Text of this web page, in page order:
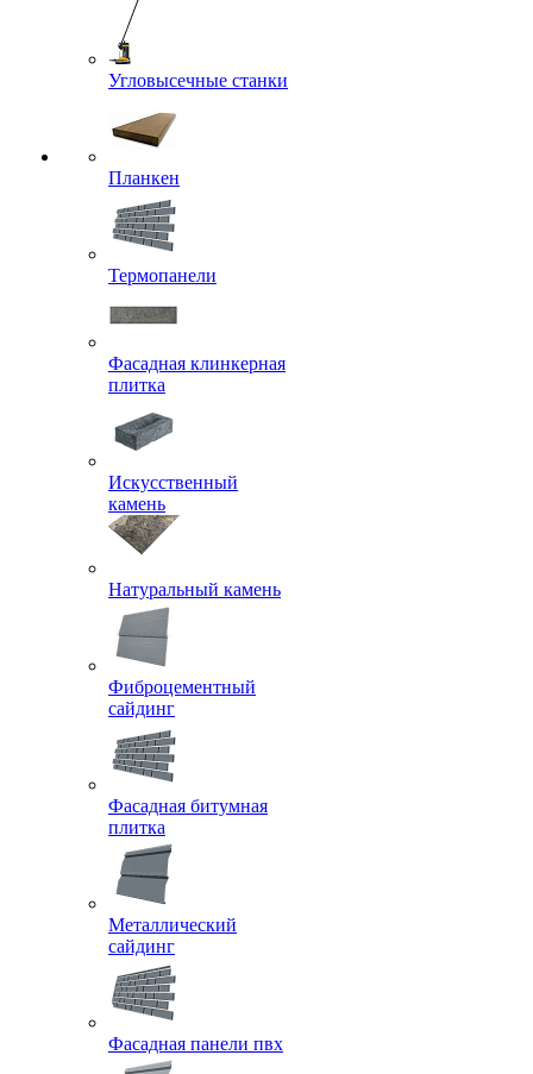
Угловысечные станки
Планкен
Термопанели
Фасадная клинкерная
плитка
Искусственный
камень
Натуральный камень
Фиброцементный
сайдинг
Фасадная битумная
плитка
Металлический
сайдинг
Фасадная панели пвх